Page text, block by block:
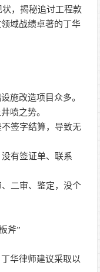
，揭秘追讨工程款
域战绩卓著的丁华
施改造项目众多。
喷之势。
签字结算，导致无
有签证单、联系
二审、鉴定，没个
斧”
华律师建议采取以